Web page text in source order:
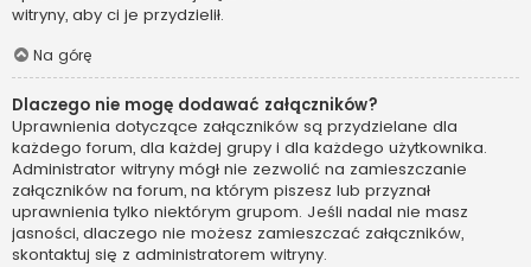
witryny, aby ci je przydzielił.
Na górę
Dlaczego nie mogę dodawać załączników?
Uprawnienia dotyczące załączników są przydzielane dla
każdego forum, dla każdej grupy i dla każdego użytkownika.
Administrator witryny mógł nie zezwolić na zamieszczanie
załączników na forum, na którym piszesz lub przyznał
uprawnienia tylko niektórym grupom. Jeśli nadal nie masz
jasności, dlaczego nie możesz zamieszczać załączników,
skontaktuj się z administratorem witryny.